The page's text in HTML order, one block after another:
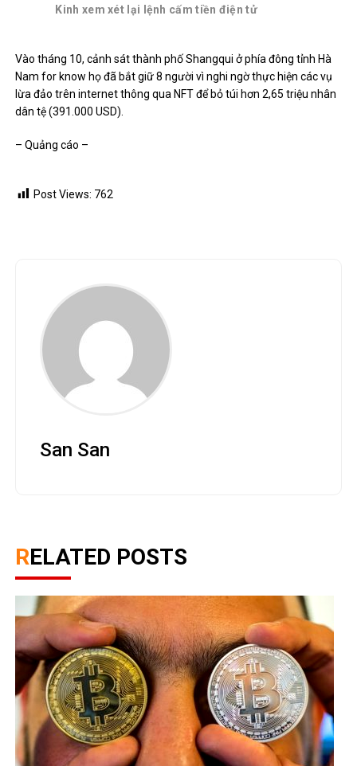
Kinh xem xét lại lệnh cấm tiền điện tử
Vào tháng 10, cảnh sát thành phố Shangqui ở phía đông tỉnh Hà
Namfor know họ đã bắt giữ 8 người vì nghi ngờ thực hiện các vụ
lừa đảo trên internet thông qua NFT để bỏ túi hơn 2,65 triệu nhân
dân tệ (391.000 USD).
– Quảng cáo –
Post Views: 762
San San
RELATED POSTS